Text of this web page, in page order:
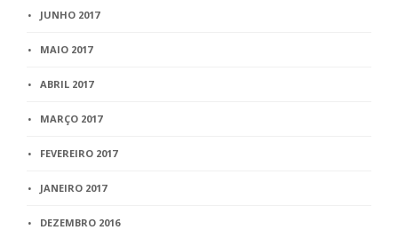
JUNHO 2017
MAIO 2017
ABRIL 2017
MARÇO 2017
FEVEREIRO 2017
JANEIRO 2017
DEZEMBRO 2016